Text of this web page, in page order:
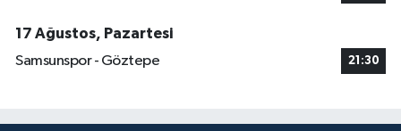
17 Ağustos, Pazartesi
Samsunspor - Göztepe
21:30